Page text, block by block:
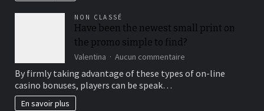
pratique
pour
et
NON CLASSÉ
Have been the newest small print on
the promo simple to find?
Valentina Aucun commentaire
been
By firmly taking advantage of these types of on-line
casino bonuses, players can be speak…
En savoir plus